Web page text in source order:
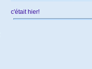
c'était hier!